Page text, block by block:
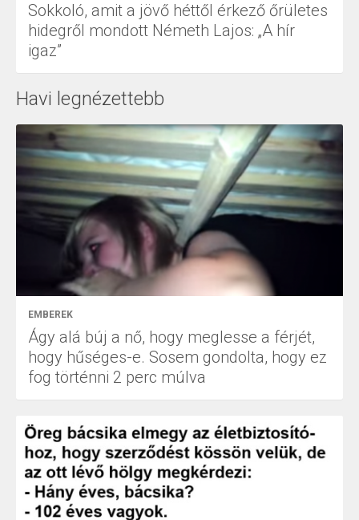
Sokkoló, amit a jövő héttől érkező őrületes
hidegről mondott Németh Lajos: „A hír
igaz”
Havi legnézettebb
EMBEREK
Ágy alá búj a nő, hogy meglesse a férjét,
hogy hűséges-e. Sosem gondolta, hogy ez
fog történni 2 perc múlva